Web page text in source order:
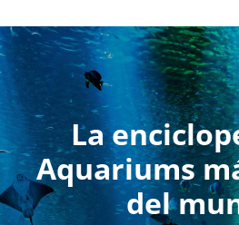
La
Aquariums
del